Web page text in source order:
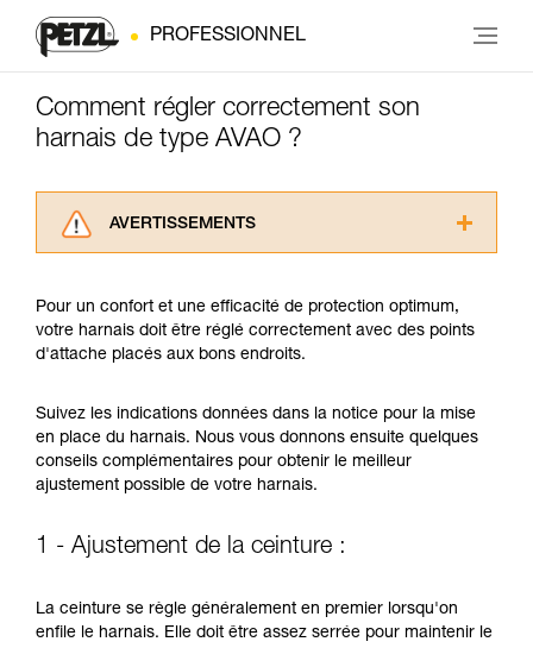
PROFESSIONNEL
Comment régler correctement son
harnais de type AVAO ?
AVERTISSEMENTS
consulter. Vous devez avoir compris les
informations de la notice technique pour
pouvoir comprendre ce complément
Maîtriser ces techniques nécessite une
formation et un entraînement spécifique. Validez
avec un professionnel votre capacité à refaire
la manipulation, seul, en toute sécurité, avant
liées à votre activité. Il peut en exister d’autres
Pour un confort et une efficacité de protection optimum,
votre harnais doit être réglé correctement avec des points
d'attache placés aux bons endroits.
Suivez les indications données dans la notice pour la mise
en place du harnais. Nous vous donnons ensuite quelques
conseils complémentaires pour obtenir le meilleur
ajustement possible de votre harnais.
1 - Ajustement de la ceinture :
La ceinture se règle généralement en premier lorsqu'on
enfile le harnais. Elle doit être assez serrée pour maintenir le